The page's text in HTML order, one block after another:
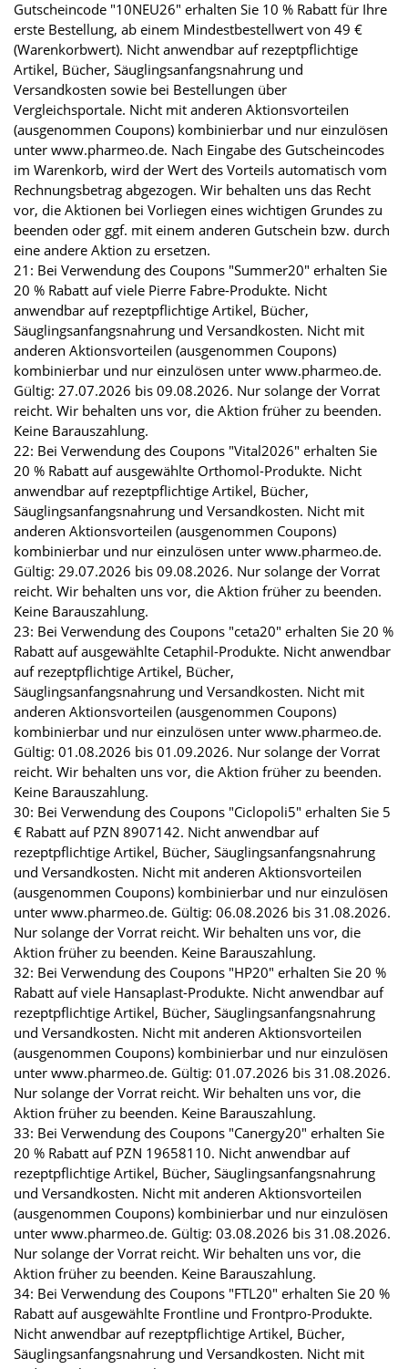
Gutscheincode "10NEU26" erhalten Sie 10 % Rabatt für Ihre
erste Bestellung, ab einem Mindestbestellwert von 49 €
(Warenkorbwert). Nicht anwendbar auf rezeptpflichtige
Artikel, Bücher, Säuglingsanfangsnahrung und
Versandkosten sowie bei Bestellungen über
Vergleichsportale. Nicht mit anderen Aktionsvorteilen
(ausgenommen Coupons) kombinierbar und nur einzulösen
unter www.pharmeo.de. Nach Eingabe des Gutscheincodes
im Warenkorb, wird der Wert des Vorteils automatisch vom
Rechnungsbetrag abgezogen. Wir behalten uns das Recht
vor, die Aktionen bei Vorliegen eines wichtigen Grundes zu
beenden oder ggf. mit einem anderen Gutschein bzw. durch
eine andere Aktion zu ersetzen.
21: Bei Verwendung des Coupons "Summer20" erhalten Sie
20 % Rabatt auf viele Pierre Fabre-Produkte. Nicht
anwendbar auf rezeptpflichtige Artikel, Bücher,
Säuglingsanfangsnahrung und Versandkosten. Nicht mit
anderen Aktionsvorteilen (ausgenommen Coupons)
kombinierbar und nur einzulösen unter www.pharmeo.de.
Gültig: 27.07.2026 bis 09.08.2026. Nur solange der Vorrat
reicht. Wir behalten uns vor, die Aktion früher zu beenden.
Keine Barauszahlung.
22: Bei Verwendung des Coupons "Vital2026" erhalten Sie
20 % Rabatt auf ausgewählte Orthomol-Produkte. Nicht
anwendbar auf rezeptpflichtige Artikel, Bücher,
Säuglingsanfangsnahrung und Versandkosten. Nicht mit
anderen Aktionsvorteilen (ausgenommen Coupons)
kombinierbar und nur einzulösen unter www.pharmeo.de.
Gültig: 29.07.2026 bis 09.08.2026. Nur solange der Vorrat
reicht. Wir behalten uns vor, die Aktion früher zu beenden.
Keine Barauszahlung.
23: Bei Verwendung des Coupons "ceta20" erhalten Sie 20 %
Rabatt auf ausgewählte Cetaphil-Produkte. Nicht anwendbar
auf rezeptpflichtige Artikel, Bücher,
Säuglingsanfangsnahrung und Versandkosten. Nicht mit
anderen Aktionsvorteilen (ausgenommen Coupons)
kombinierbar und nur einzulösen unter www.pharmeo.de.
Gültig: 01.08.2026 bis 01.09.2026. Nur solange der Vorrat
reicht. Wir behalten uns vor, die Aktion früher zu beenden.
Keine Barauszahlung.
30: Bei Verwendung des Coupons "Ciclopoli5" erhalten Sie 5
€ Rabatt auf PZN 8907142. Nicht anwendbar auf
rezeptpflichtige Artikel, Bücher, Säuglingsanfangsnahrung
und Versandkosten. Nicht mit anderen Aktionsvorteilen
(ausgenommen Coupons) kombinierbar und nur einzulösen
unter www.pharmeo.de. Gültig: 06.08.2026 bis 31.08.2026.
Nur solange der Vorrat reicht. Wir behalten uns vor, die
Aktion früher zu beenden. Keine Barauszahlung.
32: Bei Verwendung des Coupons "HP20" erhalten Sie 20 %
Rabatt auf viele Hansaplast-Produkte. Nicht anwendbar auf
rezeptpflichtige Artikel, Bücher, Säuglingsanfangsnahrung
und Versandkosten. Nicht mit anderen Aktionsvorteilen
(ausgenommen Coupons) kombinierbar und nur einzulösen
unter www.pharmeo.de. Gültig: 01.07.2026 bis 31.08.2026.
Nur solange der Vorrat reicht. Wir behalten uns vor, die
Aktion früher zu beenden. Keine Barauszahlung.
33: Bei Verwendung des Coupons "Canergy20" erhalten Sie
20 % Rabatt auf PZN 19658110. Nicht anwendbar auf
rezeptpflichtige Artikel, Bücher, Säuglingsanfangsnahrung
und Versandkosten. Nicht mit anderen Aktionsvorteilen
(ausgenommen Coupons) kombinierbar und nur einzulösen
unter www.pharmeo.de. Gültig: 03.08.2026 bis 31.08.2026.
Nur solange der Vorrat reicht. Wir behalten uns vor, die
Aktion früher zu beenden. Keine Barauszahlung.
34: Bei Verwendung des Coupons "FTL20" erhalten Sie 20 %
Rabatt auf ausgewählte Frontline und Frontpro-Produkte.
Nicht anwendbar auf rezeptpflichtige Artikel, Bücher,
Säuglingsanfangsnahrung und Versandkosten. Nicht mit